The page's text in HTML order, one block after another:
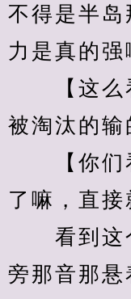
不得是半岛
力是真的强
【这么
被淘汰的输
【你们
了嘛，直接
看到这个
旁那音那悬